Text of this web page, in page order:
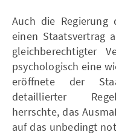
Auch die
einen Staatsvertrag
gleichberechtigter
psychologisch eine
eröffnete der
detaillierter
herrschte, das
auf das unbedingt